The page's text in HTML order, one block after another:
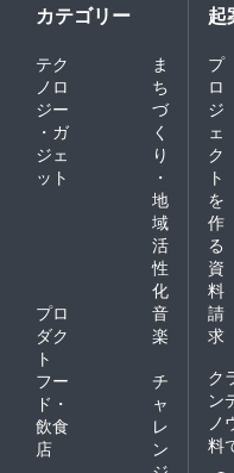
カテゴリー
テク
ノロ
ジー
・ガ
ジェ
ット
ま
ち
づ
く
り
・
地
域
活
性
化
プロ
ダク
ト
音
楽
フー
ド・
飲食
店
チ
ャ
レ
ン
起
プ
ロ
ジ
ェ
ク
ト
を
作
る
資
料
請
求
ク
ン
ノ
料